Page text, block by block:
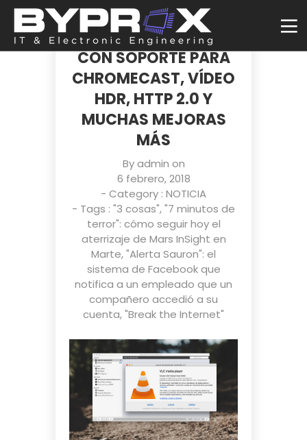
YA PUEDES
DESCARGAR VLC 3.0
CON SOPORTE PARA
CHROMECAST, VÍDEO
HDR, HTTP 2.0 Y
MUCHAS MEJORAS
MÁS
Byadmin on
6 febrero, 2018
- Category : NOTICIA
- Tags : "3 cosas","7 minutos de
terror": cómo seguir hoy el
aterrizaje de Mars InSight en
Marte,"Alerta Sauron": el
sistema de Facebook que
notifica a un empleado que un
compañero accedió a su
cuenta,"Break the Internet"